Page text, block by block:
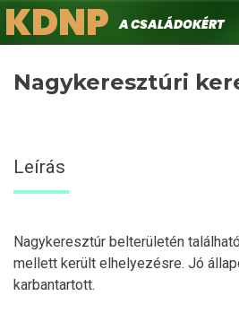
Ugrás
a
Keresés
KDNPA családokért.
Nagykeresztúri
Leírás
Nagykeresztúr belterületén
mellett került elhelyezésre. Jó
karbantartott.